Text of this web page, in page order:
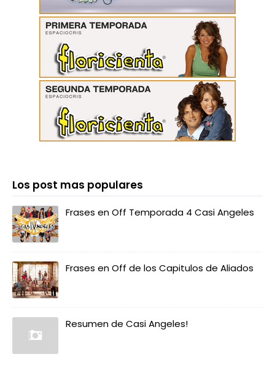
Los post mas populares
Frases en Off Temporada 4 Casi Angeles
Frases en Off de los Capitulos de Aliados
Resumen de Casi Angeles!